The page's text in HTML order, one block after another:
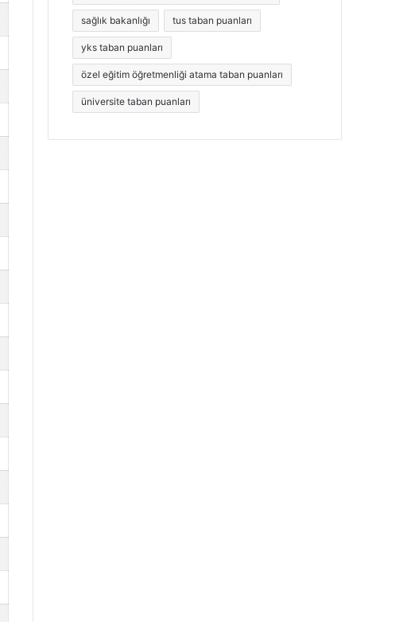
sağlık bakanlığı tus taban puanları
yks taban puanları
özel eğitim öğretmenliği atama taban puanları
üniversite taban puanları